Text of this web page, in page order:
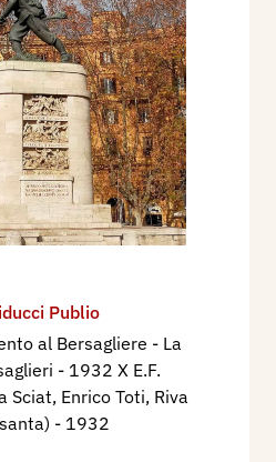
Publio
al Bersagliere - La
- 1932 X E.F.
Sciat, Enrico Toti, Riva
- 1932